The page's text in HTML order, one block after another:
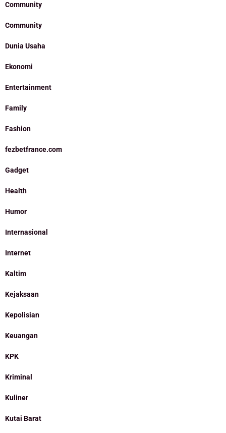
Community
Community
Dunia Usaha
Ekonomi
Entertainment
Family
Fashion
fezbetfrance.com
Gadget
Health
Humor
Internasional
Internet
Kaltim
Kejaksaan
Kepolisian
Keuangan
KPK
Kriminal
Kuliner
Kutai Barat